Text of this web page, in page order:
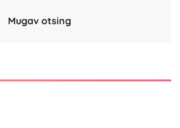
Mugav otsing